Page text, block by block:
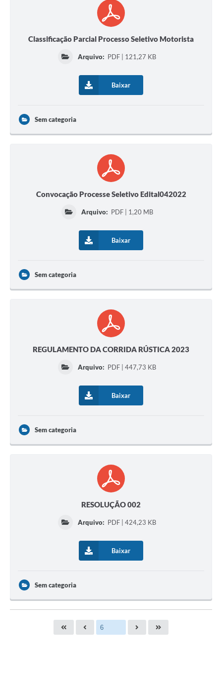
Classificação Parcial Processo Seletivo Motorista
Arquivo: PDF | 121,27 KB
Baixar
Sem categoria
Convocação Processe Seletivo Edital042022
Arquivo: PDF | 1,20 MB
Baixar
Sem categoria
REGULAMENTO DA CORRIDA RÚSTICA 2023
Arquivo: PDF | 447,73 KB
Baixar
Sem categoria
RESOLUÇÃO 002
Arquivo: PDF | 424,23 KB
Baixar
Sem categoria